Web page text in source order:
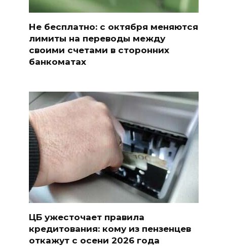
Не бесплатно: с октября меняются
лимиты на переводы между
своими счетами в сторонних
банкоматах
ЦБ ужесточает правила
кредитования: кому из пензенцев
откажут с осени 2026 года